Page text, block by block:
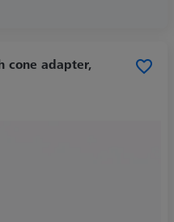
cone adapter,